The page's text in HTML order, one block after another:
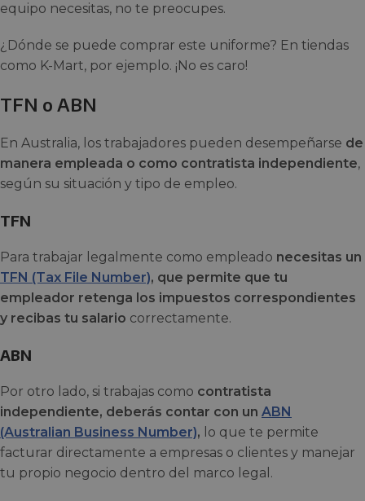
equipo necesitas, no te preocupes.
¿Dónde se puede comprar este uniforme? En tiendas
como K-Mart, por ejemplo. ¡No es caro!
TFN o ABN
En Australia, los trabajadores pueden desempeñarse de
manera empleada o como contratista independiente,
según su situación y tipo de empleo.
TFN
Para trabajar legalmente como empleado necesitas un
TFN (Tax File Number), que permite que tu
empleador retenga los impuestos correspondientes
y recibas tu salario correctamente.
ABN
Por otro lado, si trabajas como contratista
independiente, deberás contar con un ABN
(Australian Business Number), lo que te permite
facturar directamente a empresas o clientes y manejar
tu propio negocio dentro del marco legal.